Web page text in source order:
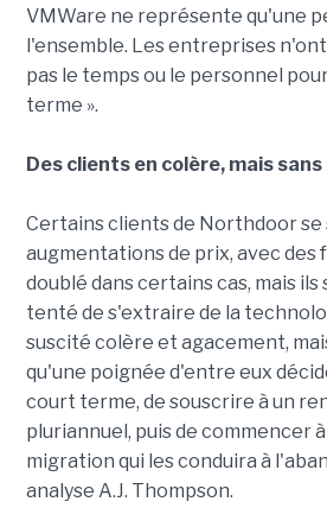
VMWare ne représente qu'une
l'ensemble. Les entreprises
pas le temps ou le personnel
terme ».
Des clients en colère, mais
Certains clients de Northdoor se
augmentations de prix, avec des
doublé dans certains cas, mais ils
tenté de s'extraire de la
suscité colère et agacement,
qu'une poignée d'entre eux
court terme, de souscrire à un
pluriannuel, puis de commencer
migration qui les conduira à
analyse A.J. Thompson.